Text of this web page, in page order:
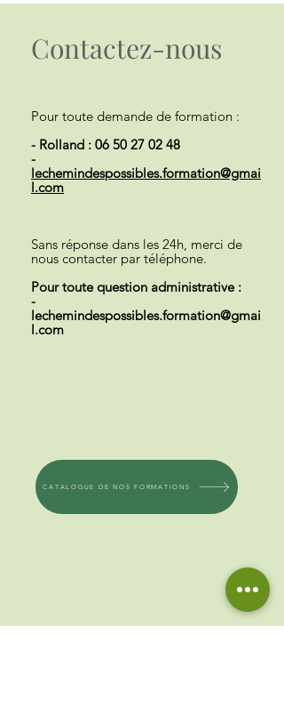
Contactez-nous
Pour toute demande de formation :
- Rolland : 06 50 27 02 48
-
lechemindespossibles.formation@gmai
l.com
Sans réponse dans les 24h, merci de
nous contacter par téléphone.
Pour toute question administrative :
-
lechemindespossibles.formation@gmai
l.com
CATALOGUE DE NOS FORMATIONS